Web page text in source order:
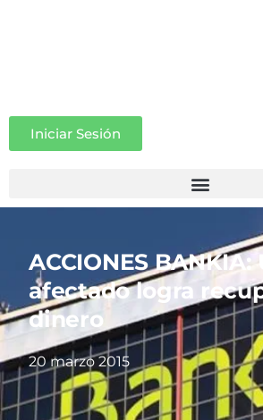
Iniciar Sesión
ACCIONES
afectado logra
dinero
20 marzo 2015